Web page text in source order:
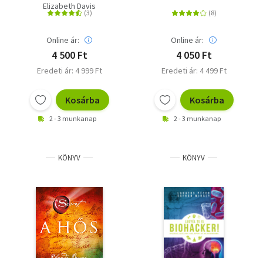
Elizabeth Davis
Online ár:
4 500 Ft
Eredeti ár: 4 999 Ft
Kosárba
2 - 3 munkanap
Online ár:
4 050 Ft
Eredeti ár: 4 499 Ft
Kosárba
2 - 3 munkanap
KÖNYV KÖNYV